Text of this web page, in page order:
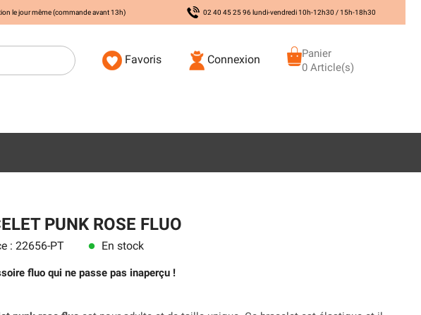
le jour même (commande avant 13h) 02 40 45 25 96 lundi-vendredi 10h-12h30 / 15h-18h30
Favoris Connexion
Panier
0 Article(s)
PUNK ROSE FLUO
: 22656-PT lens En stock
fluo qui ne passe pas inaperçu !